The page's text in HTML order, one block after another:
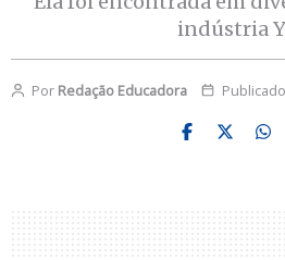
indústria
Por Redação Educadora Publicado